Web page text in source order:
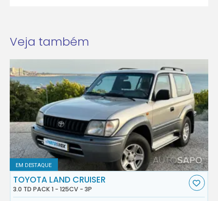
Veja também
EM DESTAQUE
TOYOTA LAND CRUISER
3.0 TD PACK 1 - 125CV - 3P